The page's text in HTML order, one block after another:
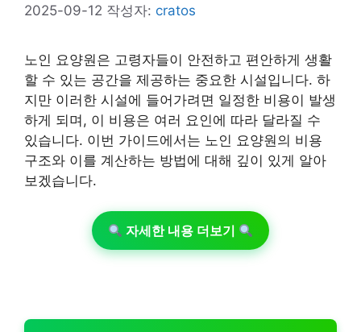
2025-09-12 작성자: cratos
노인 요양원은 고령자들이 안전하고 편안하게 생활
할 수 있는 공간을 제공하는 중요한 시설입니다. 하
지만 이러한 시설에 들어가려면 일정한 비용이 발생
하게 되며, 이 비용은 여러 요인에 따라 달라질 수
있습니다. 이번 가이드에서는 노인 요양원의 비용
구조와 이를 계산하는 방법에 대해 깊이 있게 알아
보겠습니다.
자세한 내용 더보기